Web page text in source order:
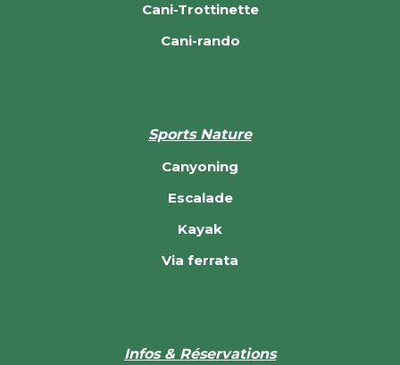
Cani-Trottinette
Cani-rando
Sports Nature
Canyoning
Escalade
Kayak
Via ferrata
Infos & Réservations